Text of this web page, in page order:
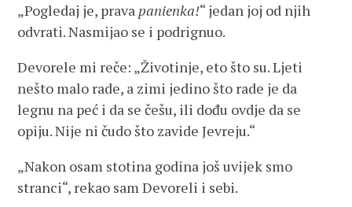
„Pogledaj je, prava panienka!“ jedan joj od njih
odvrati. Nasmijao se i podrignuo.
Devorele mi reče: „Životinje, eto što su. Ljeti
nešto malo rade, a zimi jedino što rade je da
legnu na peć i da se češu, ili dođu ovdje da se
opiju. Nije ni čudo što zavide Jevreju.“
„Nakon osam stotina godina još uvijek smo
stranci“, rekao sam Devoreli i sebi.